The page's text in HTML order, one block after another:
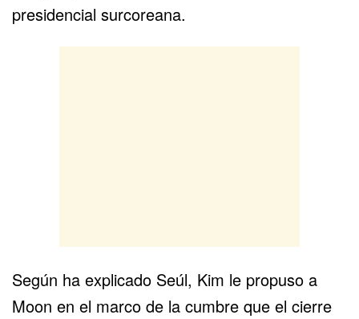
presidencial surcoreana.
Según ha explicado Seúl, Kim le propuso a
Moon en el marco de la cumbre que el cierre